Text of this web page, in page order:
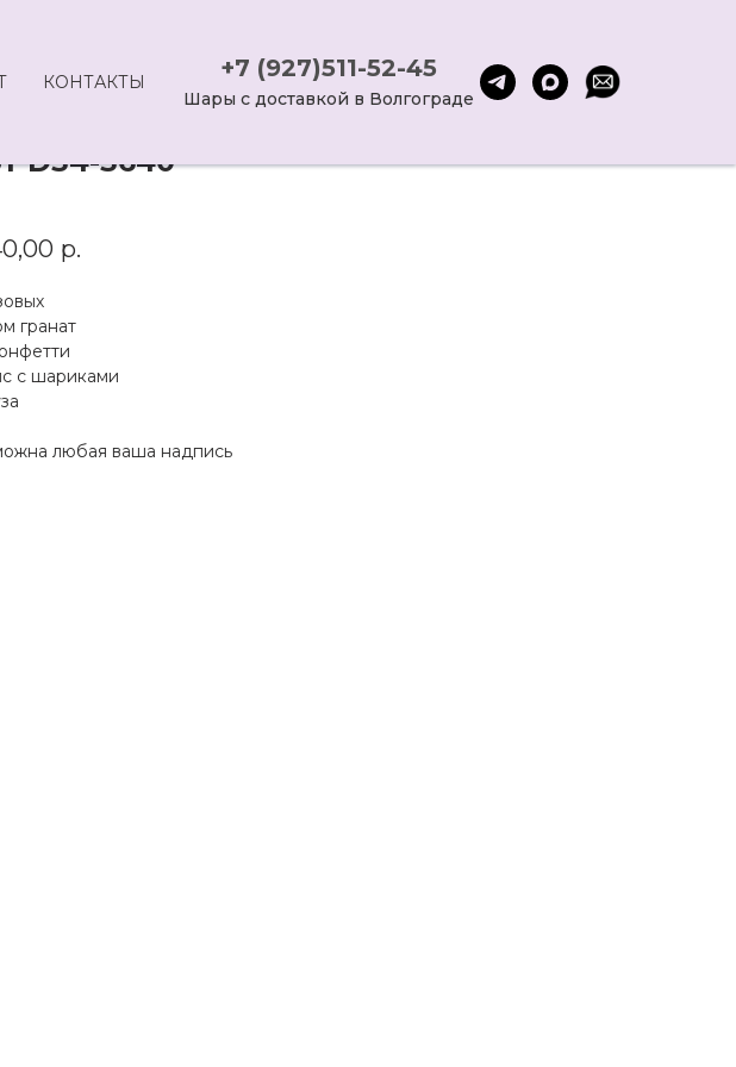
КОНТАКТЫ +7 (927)511-52-45
Шары с доставкой в Волгограде
D34-3640
р.
гранат
с шариками
любая ваша надпись